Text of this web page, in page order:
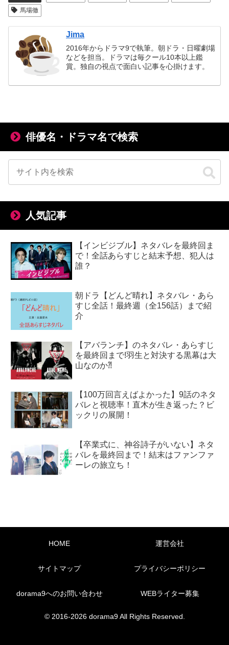
馬場徹
Jima
2016年からドラマ9で執筆。朝ドラ・日曜劇場
などを担当。ドラマは毎クール10本以上鑑
賞。独自の視点で面白い記事を心掛けます。
俳優名・ドラマ名で検索
人気記事
【インビジブル】ネタバレを最終回ま
で！全話あらすじと結末予想、犯人は
誰？
朝ドラ【どんど晴れ】ネタバレ・あら
すじ全話！最終週（全156話）まで紹
介
【アバランチ】のネタバレ・あらすじ
を最終回まで!羽生と対決する黒幕は大
山なのか⁈
【100万回言えばよかった】9話のネタ
バレと視聴率！直木が生き返った？ビ
ックリの展開！
【卒業式に、神谷詩子がいない】ネタ
バレを最終回まで！結末はファンファ
ーレの旅立ち！
HOME 運営会社
サイトマップ プライバシーポリシー
dorama9へのお問い合わせ WEBライター募集
© 2016-2026 dorama9 All Rights Reserved.